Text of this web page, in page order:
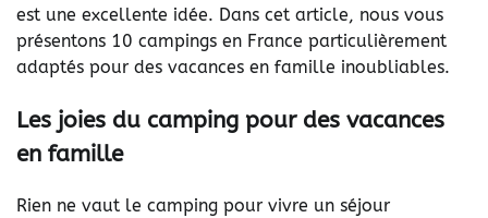
est une excellente idée. Dans cet article, nous vous
présentons 10 campings en France particulièrement
adaptés pour des vacances en famille inoubliables.
Les joies du camping pour des vacances
en famille
Rien ne vaut le camping pour vivre un séjour